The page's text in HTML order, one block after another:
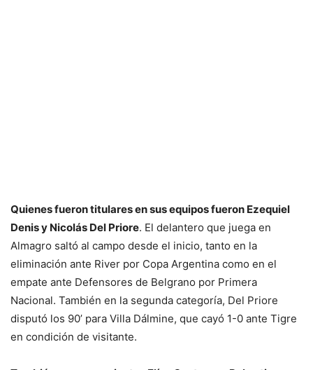
Quienes fueron titulares en sus equipos fueron Ezequiel
Denis y Nicolás Del Priore. El delantero que juega en
Almagro saltó al campo desde el inicio, tanto en la
eliminación ante River por Copa Argentina como en el
empate ante Defensores de Belgrano por Primera
Nacional. También en la segunda categoría, Del Priore
disputó los 90’ para Villa Dálmine, que cayó 1-0 ante Tigre
en condición de visitante.